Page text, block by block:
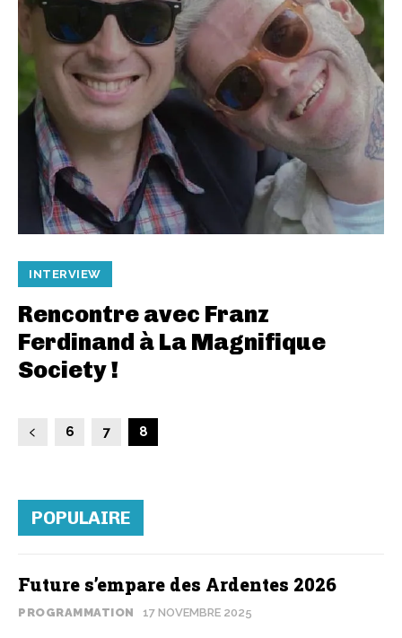
INTERVIEW
Rencontre avec Franz
Ferdinand à La Magnifique
Society !
6 7 8
POPULAIRE
Future s’empare des Ardentes 2026
PROGRAMMATION 17 NOVEMBRE 2025